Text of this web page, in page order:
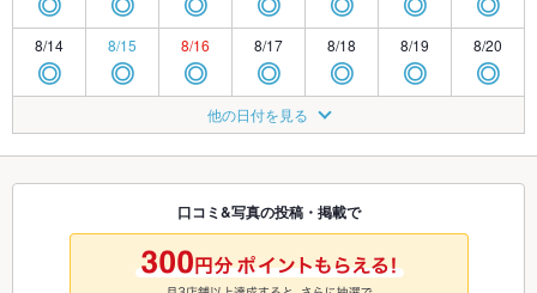
◎ ◎ ◎ ◎ ◎ ◎ ◎
8/14
◎
8/15
◎
8/16
◎
8/17
◎
8/18
◎
8/19
◎
8/20
◎
◎ ◎
8/23
◎
8/24
◎
8/25
◎ ◎ ◎
8/28 8/29 8/30
◎
8/31
◎
9/1
◎
9/2 9/3
9/6
◎ ◎ ◎ ◎
他の日付を見る
口コミ&写真の投稿・掲載で